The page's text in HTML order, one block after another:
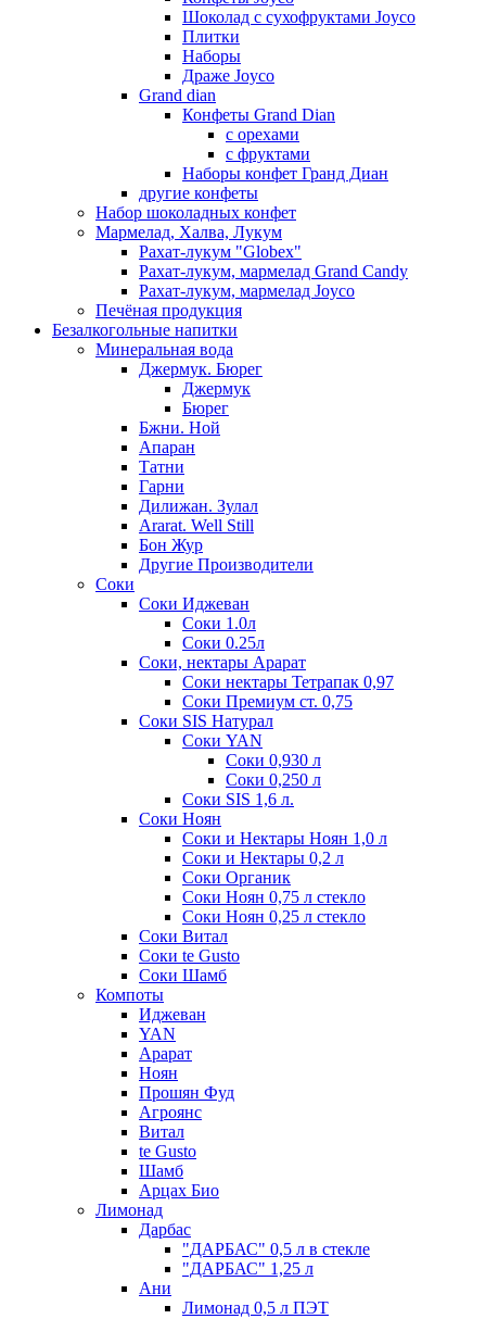
Шоколад с сухофруктами Joyco
Плитки
Наборы
Драже Joyco
Grand dian
Конфеты Grand Dian
с орехами
с фруктами
Наборы конфет Гранд Диан
другие конфеты
Набор шоколадных конфет
Мармелад, Халва, Лукум
Рахат-лукум "Globex"
Рахат-лукум, мармелад Grand Candy
Рахат-лукум, мармелад Joyco
Печёная продукция
Безалкогольные напитки
Минеральная вода
Джермук. Бюрег
Джермук
Бюрег
Бжни. Ной
Апаран
Татни
Гарни
Дилижан. Зулал
Ararat. Well Still
Бон Жур
Другие Производители
Соки
Соки Иджеван
Соки 1.0л
Соки 0.25л
Соки, нектары Арарат
Соки нектары Тетрапак 0,97
Соки Премиум ст. 0,75
Соки SIS Натурал
Соки YAN
Соки 0,930 л
Соки 0,250 л
Соки SIS 1,6 л.
Соки Ноян
Соки и Нектары Ноян 1,0 л
Соки и Нектары 0,2 л
Соки Органик
Соки Ноян 0,75 л стекло
Соки Ноян 0,25 л стекло
Соки Витал
Соки te Gusto
Соки Шамб
Компоты
Иджеван
YAN
Арарат
Ноян
Прошян Фуд
Агроянс
Витал
te Gusto
Шамб
Арцах Био
Лимонад
Дарбас
"ДАРБАС" 0,5 л в стекле
"ДАРБАС" 1,25 л
Ани
Лимонад 0,5 л ПЭТ